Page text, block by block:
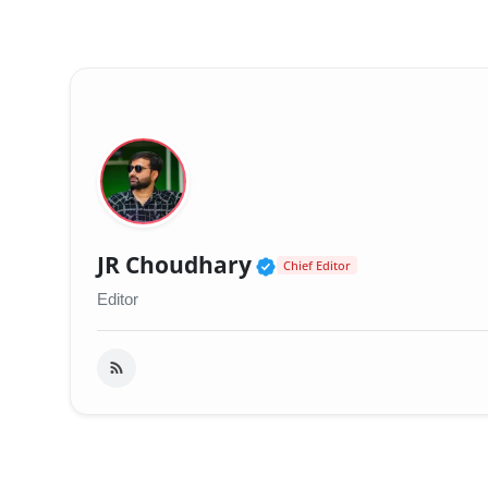
JR Choudhary Verified Public
Chief Editor
Editor